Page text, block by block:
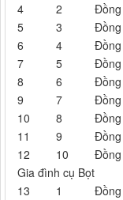
4
2
Đồng
5
3
Đồng
6
4
7
5
Đồng
8
6
Đồng
9
7
10
8
Đồng
11
9
12
10
Gia đình cụ Bọt
13
1